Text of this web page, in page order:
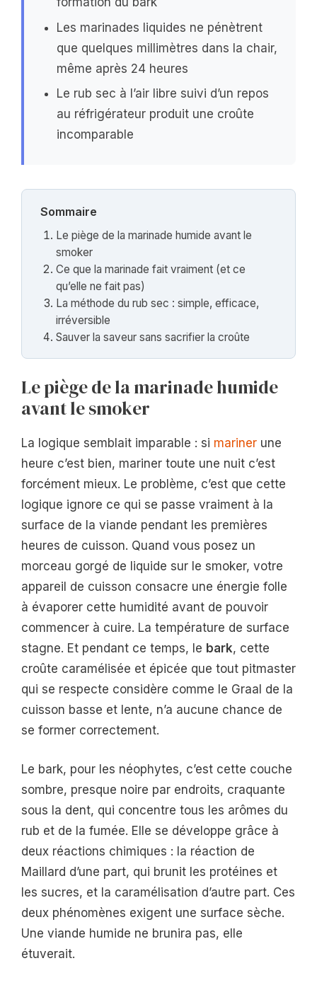
Les marinades liquides ne pénètrent
que quelques millimètres dans la chair,
même après 24 heures
Le rub sec à l’air libre suivi d’un repos
au réfrigérateur produit une croûte
incomparable
Sommaire
Le piège de la marinade humide avant le
smoker
Ce que la marinade fait vraiment (et ce
qu’elle ne fait pas)
La méthode du rub sec : simple, efficace,
irréversible
Sauver la saveur sans sacrifier la croûte
Le piège de la marinade humide
avant le smoker
La logique semblait imparable : si mariner une
heure c’est bien, mariner toute une nuit c’est
forcément mieux. Le problème, c’est que cette
logique ignore ce qui se passe vraiment à la
surface de la viande pendant les premières
heures de cuisson. Quand vous posez un
morceau gorgé de liquide sur le smoker, votre
appareil de cuisson consacre une énergie folle
à évaporer cette humidité avant de pouvoir
commencer à cuire. La température de surface
stagne. Et pendant ce temps, le bark, cette
croûte caramélisée et épicée que tout pitmaster
qui se respecte considère comme le Graal de la
cuisson basse et lente, n’a aucune chance de
se former correctement.
Le bark, pour les néophytes, c’est cette couche
sombre, presque noire par endroits, craquante
sous la dent, qui concentre tous les arômes du
rub et de la fumée. Elle se développe grâce à
deux réactions chimiques : la réaction de
Maillard d’une part, qui brunit les protéines et
les sucres, et la caramélisation d’autre part. Ces
deux phénomènes exigent une surface sèche.
Une viande humide ne brunira pas, elle
étuverait.